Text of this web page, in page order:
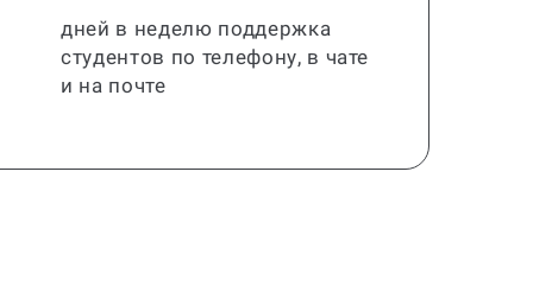
дней в неделю поддержка
студентов по телефону, в чате
и на почте